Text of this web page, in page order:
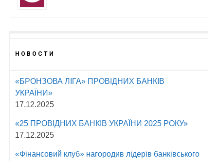
НОВОСТИ
«БРОНЗОВА ЛІГА» ПРОВІДНИХ БАНКІВ
УКРАЇНИ»
17.12.2025
«25 ПРОВІДНИХ БАНКІВ УКРАЇНИ 2025 РОКУ»
17.12.2025
«Фінансовий клуб» нагородив лідерів банківського